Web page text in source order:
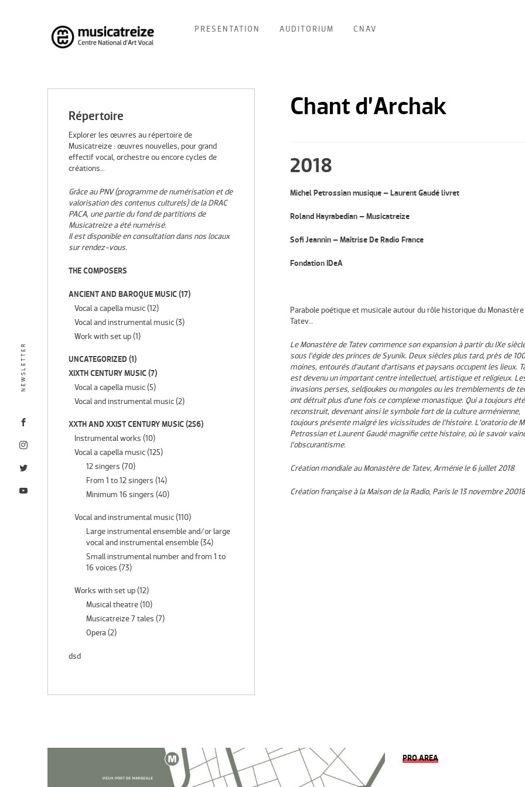
Skip
to
content
PRESENTATION AUDITORIUM CNAV
NEWSLETTER
Chant d’Archak
2018
Michel Petrossian musique – Laurent Gaudé livret
Roland Hayrabedian – Musicatreize
Sofi Jeannin – Maîtrise De Radio France
Fondation IDeA
Parabole poétique et musicale autour du rôle historique du Monastère
Tatev…
Le Monastère de Tatev commence son expansion à partir du IXe
sous l’égide des princes de Syunik. Deux siècles plus tard, près de
moines, entourés d’autant d’artisans et paysans occupent les lieux.
est devenu un important centre intellectuel, artistique et religieux.
invasions perses, seldjoukes ou mongoles ou les tremblements de
ont détruit plus d’une fois ce complexe monastique. Qui a toujours été
reconstruit, devenant ainsi le symbole fort de la culture arménienne,
toujours présente malgré les vicissitudes de l’histoire. L’oratorio de
Petrossian et Laurent Gaudé magnifie cette histoire, où le savoir
l’obscurantisme.
Création mondiale au Monastère de Tatev, Arménie le 6 juillet 2018
Création française à la Maison de la Radio, Paris le 13 novembre 20018
Répertoire
Explorer les œuvres au répertoire de
Musicatreize : œuvres nouvelles, pour grand
effectif vocal, orchestre ou encore cycles de
créations…
Grâce au PNV (programme de numérisation et de
valorisation des contenus culturels) de la DRAC
PACA, une partie du fond de partitions de
Musicatreize a été numérisé.
Il est disponible en consultation dans nos locaux
sur rendez-vous.
THE COMPOSERS
ANCIENT AND BAROQUE MUSIC(17)
Vocal a capella music(12)
Vocal and instrumental music(3)
Work with set up(1)
UNCATEGORIZED (1)
XIXTH CENTURY MUSIC(7)
Vocal a capella music(5)
Vocal and instrumental music(2)
XXTH AND XXIST CENTURY MUSIC(256)
Instrumental works (10)
Vocal a capella music(125)
12 singers (70)
From 1 to 12 singers (14)
Minimum 16 singers (40)
Vocal and instrumental music(110)
Large instrumental ensemble and/or large
vocal and instrumental ensemble(34)
Small instrumental number and from 1 to
16 voices (73)
Works with set up(12)
Musical theatre(10)
Musicatreize 7 tales (7)
Opera (2)
dsd
PRO AREA